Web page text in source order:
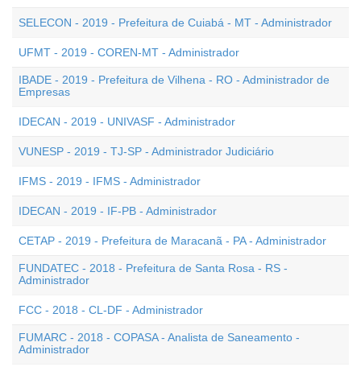
SELECON - 2019 - Prefeitura de Cuiabá - MT - Administrador
UFMT - 2019 - COREN-MT - Administrador
IBADE - 2019 - Prefeitura de Vilhena - RO - Administrador de
Empresas
IDECAN - 2019 - UNIVASF - Administrador
VUNESP - 2019 - TJ-SP - Administrador Judiciário
IFMS - 2019 - IFMS - Administrador
IDECAN - 2019 - IF-PB - Administrador
CETAP - 2019 - Prefeitura de Maracanã - PA - Administrador
FUNDATEC - 2018 - Prefeitura de Santa Rosa - RS -
Administrador
FCC - 2018 - CL-DF - Administrador
FUMARC - 2018 - COPASA - Analista de Saneamento -
Administrador